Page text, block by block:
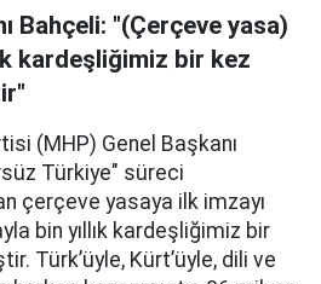
Bahçeli: "(Çerçeve yasa)
kardeşliğimiz bir kez
(MHP) Genel Başkanı
Türkiye" süreci
çerçeve yasaya ilk imzayı
bin yıllık kardeşliğimiz bir
Türk’üyle, Kürt’üyle, dili ve